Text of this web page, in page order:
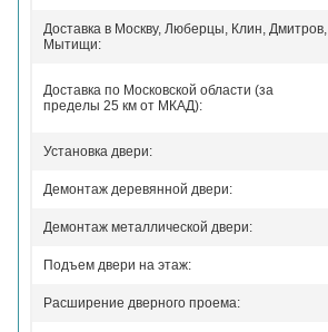
Доставка в Москву, Люберцы, Клин, Дмитров,
Мытищи:
Доставка по Московской области (за
пределы 25 км от МКАД):
Установка двери:
Демонтаж деревянной двери:
Демонтаж металлической двери:
Подъем двери на этаж:
Расширение дверного проема: